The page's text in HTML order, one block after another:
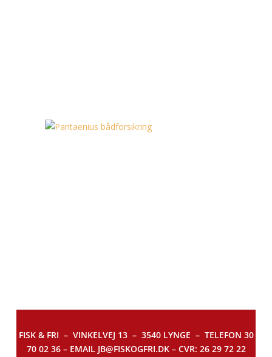
FISK & FRI – VINKELVEJ 13 – 3540 LYNGE – TELEFON 30
70 02 36 – EMAIL JB@FISKOGFRI.DK – CVR: 26 29 72 22